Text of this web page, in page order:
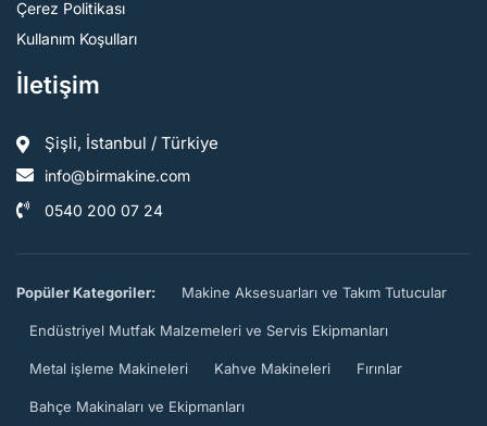
Çerez Politikası
Kullanım Koşulları
İletişim
Şişli, İstanbul / Türkiye
info@birmakine.com
0540 200 07 24
Popüler Kategoriler: Makine Aksesuarları ve Takım Tutucular
Endüstriyel Mutfak Malzemeleri ve Servis Ekipmanları
Metal işleme Makineleri Kahve Makineleri Fırınlar
Bahçe Makinaları ve Ekipmanları